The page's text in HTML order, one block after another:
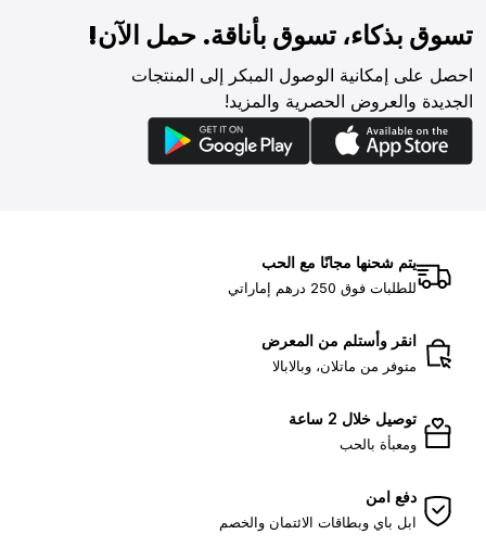
تسوق بذكاء، تسوق بأناقة. حمل الآن!
احصل على إمكانية الوصول المبكر إلى المنتجات
الجديدة والعروض الحصرية والمزيد!
يتم شحنها مجانًا مع الحب
للطلبات فوق 250 درهم إماراتي
انقر وأستلم من المعرض
متوفر من ماتلان، وبالابالا
توصيل خلال 2 ساعة
ومعبأة بالحب
دفع امن
ابل باي وبطاقات الائتمان والخصم